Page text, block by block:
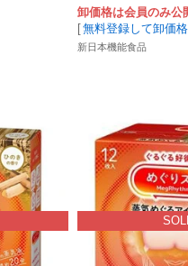
卸価格は会員のみ公
[無料登録して卸価
新日本機能食品